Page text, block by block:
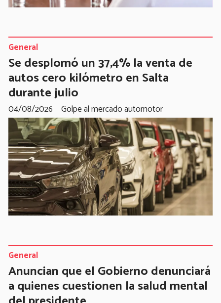
Se desplomó un 37,4% la venta de
autos cero kilómetro en Salta
durante julio
Golpe al mercado automotor
General
04/08/2026
Anuncian que el Gobierno denunciará
a quienes cuestionen la salud mental
General